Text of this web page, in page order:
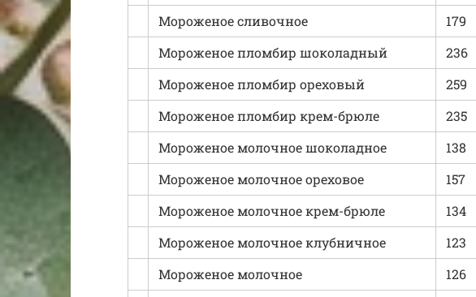
Мороженое сливочное
179
Мороженое пломбир шоколадный
236
Мороженое пломбир ореховый
259
Мороженое пломбир крем-брюле
235
Мороженое молочное шоколадное
138
Мороженое молочное ореховое
157
Мороженое молочное крем-брюле
134
Мороженое молочное клубничное
123
Мороженое молочное
126